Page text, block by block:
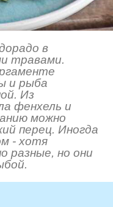
в
травами.
и рыба
Из
фенхель и
можно
перец. Иногда
- хотя
разные, но они